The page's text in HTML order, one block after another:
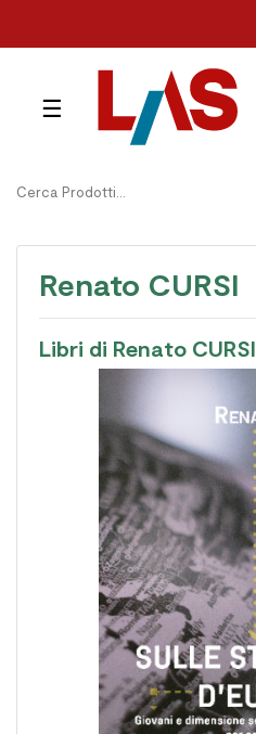
navigazione
☰
Renato CURSI
Libri di Renato CURSI